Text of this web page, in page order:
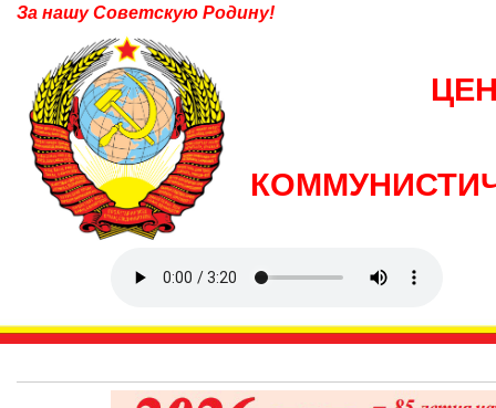
За нашу Советскую Родину!